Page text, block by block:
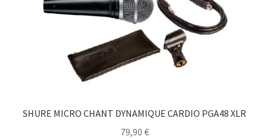
SHURE MICRO CHANT DYNAMIQUE CARDIO PGA48 XLR
79,90 €